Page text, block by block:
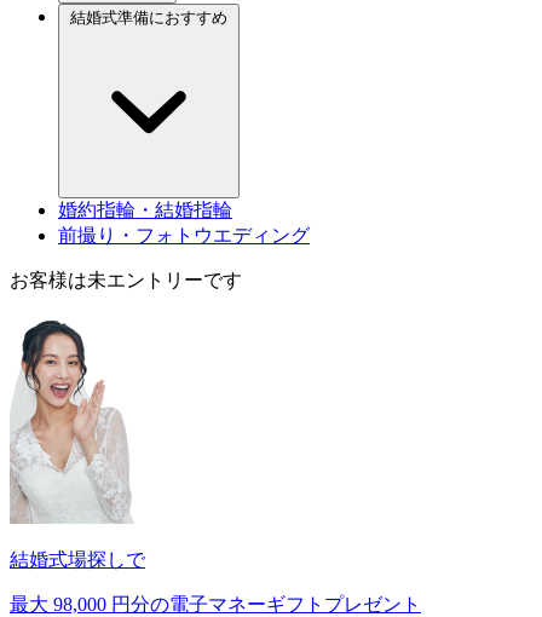
婚約指輪・結婚指輪
前撮り・フォトウエディング
お客様は未エントリーです
結婚式場探しで
最大 98,000 円分の電子マネーギフトプレゼント